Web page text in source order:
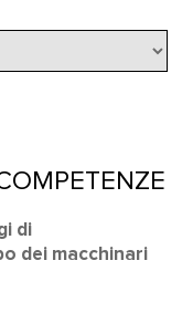
di
dei macchinari